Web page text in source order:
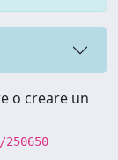
o creare un